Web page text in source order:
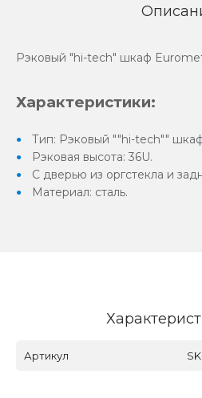
Рэковый "hi-tech" шкаф Euromet
Характеристики:
Тип: Рэковый ""hi-tech""
Рэковая высота: 36U.
С дверью из оргстекла и
Материал: сталь.
Артикул